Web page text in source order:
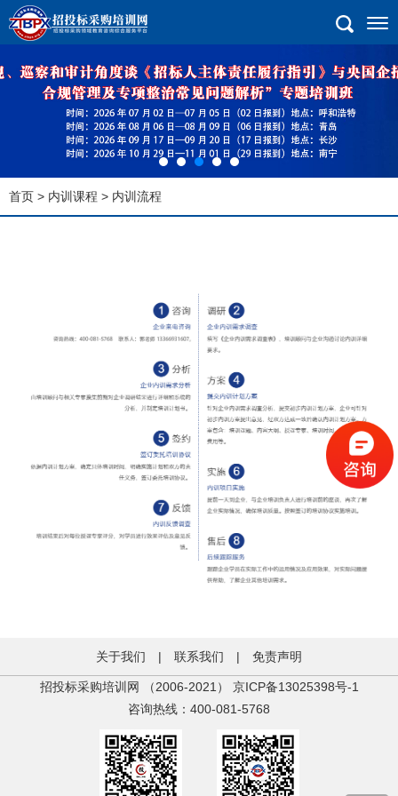
首页 > 内训课程 > 内训流程
关于我们 | 联系我们 | 免责声明
招投标采购培训网 （2006-2021） 京ICP备13025398号-1
咨询热线：400-081-5768